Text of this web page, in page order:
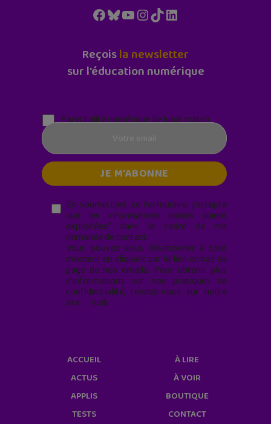
Facebook
Bluesky
YouTube
Instagram
TikTokLinkedIn
Reçoisla newsletter
sur l'éducation numérique
Parentalité numérique (le lundi matin)
En soumettant ce formulaire, j’accepte
que les informations saisies soient
exploitées* dans le cadre de ma
demande de contact.
Vous pouvez vous désabonner à tout
moment en cliquant sur le lien en bas de
page de nos emails. Pour obtenir plus
d'informations sur nos pratiques de
confidentialité, rendez-vous sur notre
site web
ACCUEIL
ACTUS
APPLIS
TESTS
À LIRE
À VOIR
BOUTIQUE
CONTACT